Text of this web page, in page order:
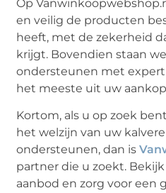
Op
en veilig de producten
heeft, met de zekerheid
krijgt. Bovendien staan
ondersteunen met
het meeste uit uw
Kortom, als u op zoek
het welzijn van uw
ondersteunen, dan is
partner die u zoekt.
aanbod en zorg voor een